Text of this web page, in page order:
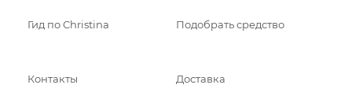
Гид по Christina Подобрать средство
Контакты Доставка